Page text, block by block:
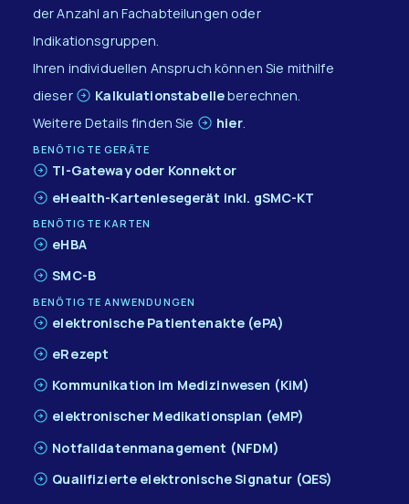
der Anzahl an Fachabteilungen oder
Indikationsgruppen.
Ihren individuellen Anspruch können Sie mithilfe
dieser
Kalkulationstabelleberechnen.
Weitere Details finden Sie
hier.
BENÖTIGTE GERÄTE
TI-Gateway oder Konnektor​
eHealth-Kartenlesegerät inkl. gSMC-KT
BENÖTIGTE KARTEN
eHBA
SMC-B​
BENÖTIGTE ANWENDUNGEN
elektronische Patientenakte (ePA)
eRezept
Kommunikation im Medizinwesen (KiM)
elektronischer Medikationsplan (eMP)
Notfalldatenmanagement (NFDM)
Qualifizierte elektronische Signatur (QES)